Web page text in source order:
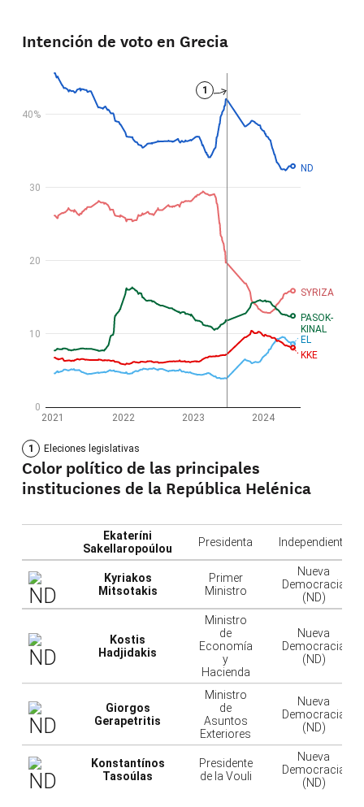
Intención de voto en Grecia
Color político de las principales
instituciones de la República Helénica